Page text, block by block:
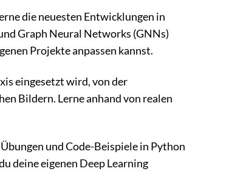
die neuesten Entwicklungen in
Graph Neural Networks (GNNs)
Projekte anpassen kannst.
eingesetzt wird, von der
Bildern. Lerne anhand von realen
und Code-Beispiele in Python
deine eigenen Deep Learning